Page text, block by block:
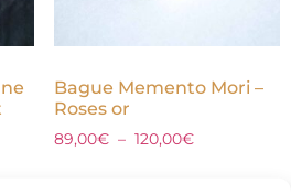
Bague Memento Mori –
Roses or
89,00€ – 120,00€